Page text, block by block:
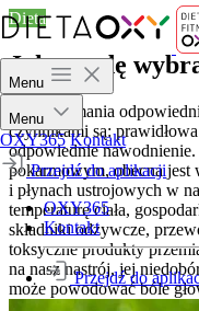
Menu
Menu
OXY365 Kontakt
Przejdź do aplikacji
OXY365
Kontakt
Przejdź do
Dieta
Jaką wodę
Dla utrzymania
czynnikami są:
odpowiednie
pokarmowym, obecna jest
i płynach ustrojowych w
temperaturę ciała,
składniki odżywcze,
toksyczne produkty
na nasz nastrój, jej
może powodować bóle